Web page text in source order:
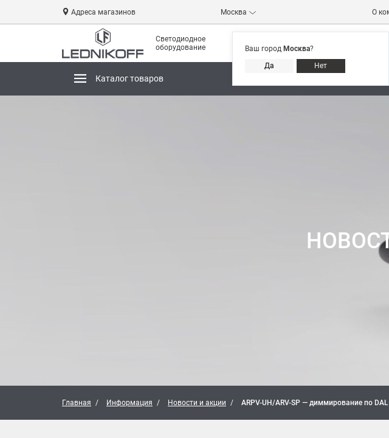
Адреса магазинов Москва
Ваш город Москва?
Да
Нет
О
Светодиодное
оборудование
Каталог товаров
Главная Информация Новости и акции ARPV-UH/ARV-SP — диммирование по